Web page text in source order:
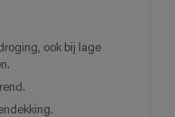
ook bij lage